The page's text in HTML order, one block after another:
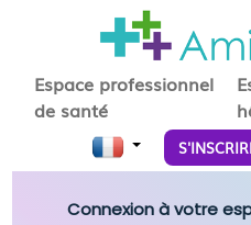
Espace professionnel
de santé
Connexion à votre